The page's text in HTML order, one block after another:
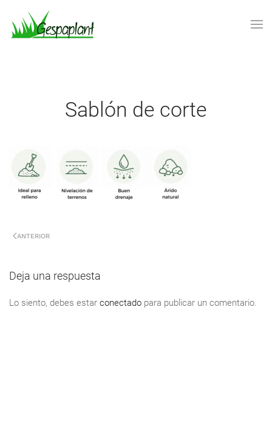
Skip to main content
Sablón de corte
ANTERIOR
Deja una respuesta
Lo siento, debes estar conectado para publicar un comentario.